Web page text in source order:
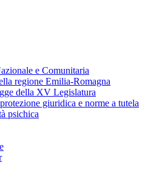
e Comunitaria
regione Emilia-Romagna
della XV Legislatura
giuridica e norme a tutela
psichica